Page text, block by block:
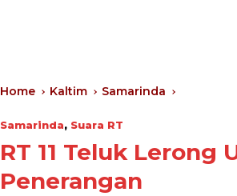
Home Kaltim Samarinda
Samarinda, Suara RT
RT 11 Teluk Lerong
Penerangan